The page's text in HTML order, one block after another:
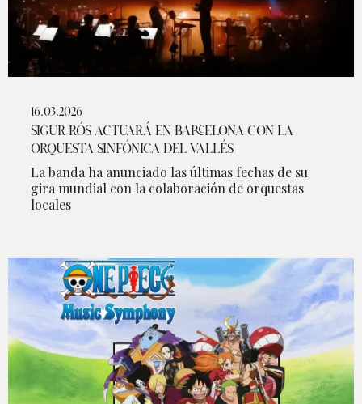
16.03.2026
SIGUR RÓS ACTUARÁ EN BARCELONA CON LA
ORQUESTA SINFÓNICA DEL VALLÉS
La banda ha anunciado las últimas fechas de su
gira mundial con la colaboración de orquestas
locales